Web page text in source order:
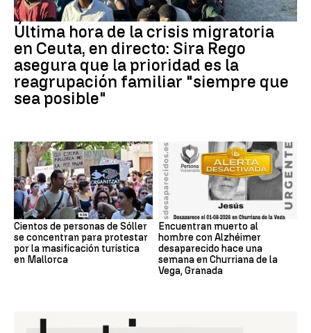
Última hora de la crisis migratoria
en Ceuta, en directo: Sira Rego
asegura que la prioridad es la
reagrupación familiar "siempre que
sea posible"
Cientos de personas de Sóller
se concentran para protestar
por la masificación turística
en Mallorca
Encuentran muerto al
hombre con Alzhéimer
desaparecido hace una
semana en Churriana de la
Vega, Granada